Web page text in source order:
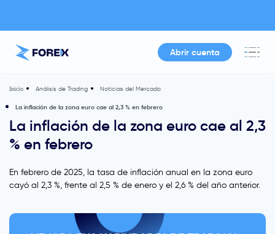
Abrir cuenta
Inicio Análisis de Trading Noticias del Mercado
La inflación de la zona euro cae al 2,3 % en febrero
La inflación de la zona euro cae al 2,3
% en febrero
En febrero de 2025, la tasa de inflación anual en la zona euro
cayó al 2,3 %, frente al 2,5 % de enero y el 2,6 % del año anterior.